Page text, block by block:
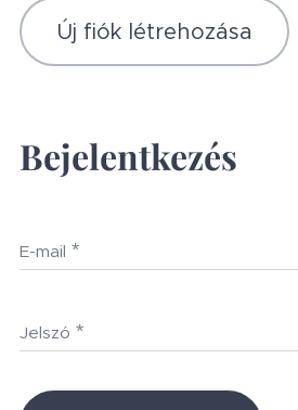
Új fiók létrehozása
Bejelentkezés
E-mail
Jelszó